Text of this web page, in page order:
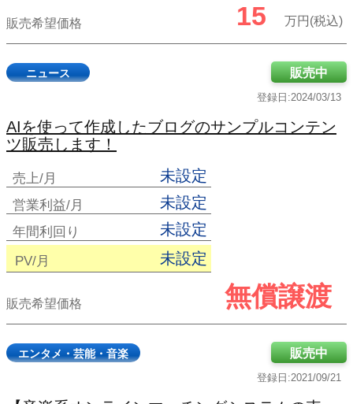
販売希望価格 15 万円(税込)
ニュース
登録日:2024/03/13
販売中
AIを使って作成したブログのサンプルコンテン
ツ販売します！
売上/月 未設定
営業利益/月 未設定
年間利回り 未設定
PV/月 未設定
販売希望価格 無償譲渡
エンタメ・芸能・音楽
登録日:2021/09/21
販売中